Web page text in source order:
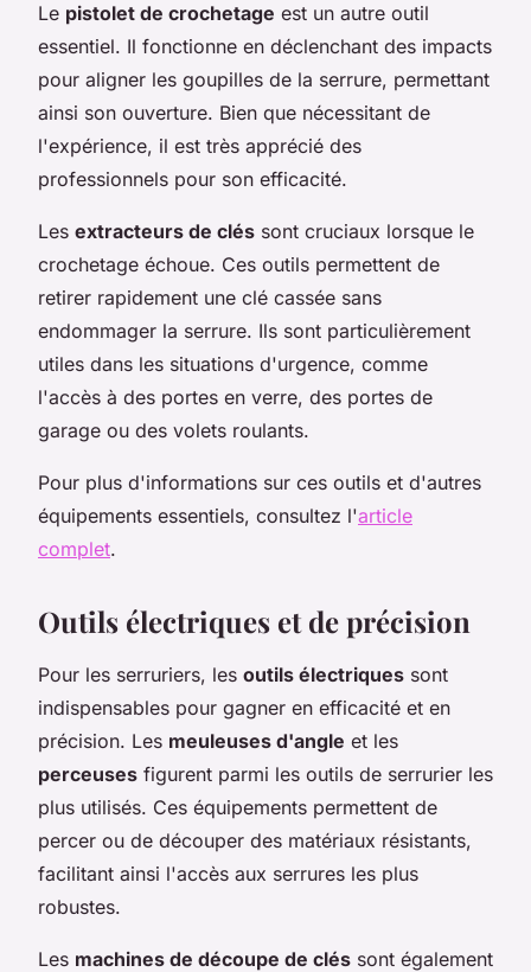
Le pistolet de crochetage est un autre outil
essentiel. Il fonctionne en déclenchant des impacts
pour aligner les goupilles de la serrure, permettant
ainsi son ouverture. Bien que nécessitant de
l'expérience, il est très apprécié des
professionnels pour son efficacité.
Les extracteurs de clés sont cruciaux lorsque le
crochetage échoue. Ces outils permettent de
retirer rapidement une clé cassée sans
endommager la serrure. Ils sont particulièrement
utiles dans les situations d'urgence, comme
l'accès à des portes en verre, des portes de
garage ou des volets roulants.
Pour plus d'informations sur ces outils et d'autres
équipements essentiels, consultez l'article
complet.
Outils électriques et de précision
Pour les serruriers, les outils électriques sont
indispensables pour gagner en efficacité et en
précision. Les meuleuses d'angle et les
perceuses figurent parmi les outils de serrurier les
plus utilisés. Ces équipements permettent de
percer ou de découper des matériaux résistants,
facilitant ainsi l'accès aux serrures les plus
robustes.
Les machines de découpe de clés sont également